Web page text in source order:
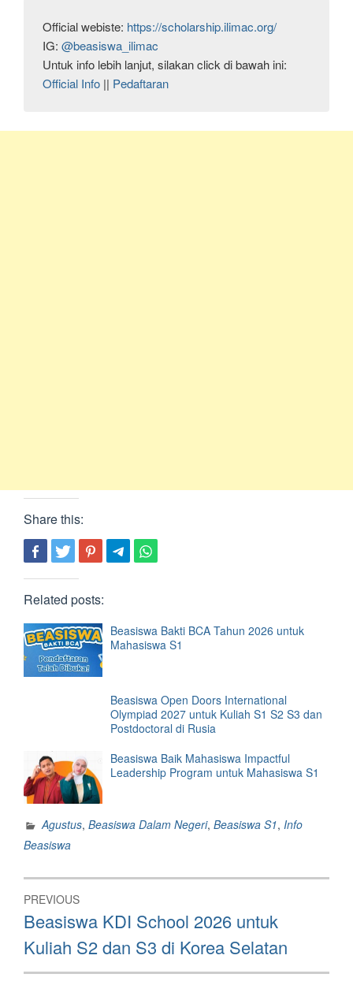
Official webiste: https://scholarship.ilimac.org/
IG: @beasiswa_ilimac
Official Info || Pedaftaran
Share this:
Related posts:
Beasiswa Bakti BCA Tahun 2026 untuk
Mahasiswa S1
Beasiswa Open Doors International
Olympiad 2027 untuk Kuliah S1 S2 S3 dan
Postdoctoral di Rusia
Beasiswa Baik Mahasiswa Impactful
Leadership Program untuk Mahasiswa S1
Agustus, Beasiswa Dalam Negeri, Beasiswa S1, Info
Beasiswa
Post
navigation
PREVIOUS
Previous
post:
Beasiswa KDI School 2026 untuk
Kuliah S2 dan S3 di Korea Selatan